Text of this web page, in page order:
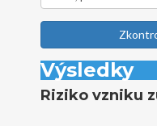
Výsledky
Riziko vzniku